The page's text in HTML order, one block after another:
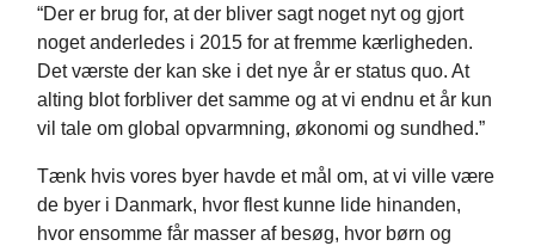
“Der er brug for, at der bliver sagt noget nyt og gjort
noget anderledes i 2015 for at fremme kærligheden.
Det værste der kan ske i det nye år er status quo. At
alting blot forbliver detsamme og at vi endnu et år kun
vil tale om global opvarmning, økonomi og sundhed.”
Tænk hvis vores byer havde et mål om, at vi ville være
de byer i Danmark, hvor flest kunne lide hinanden,
hvor ensomme får masser af besøg, hvor børn og